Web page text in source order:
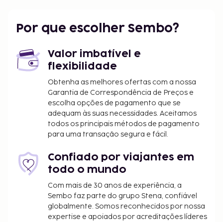
Multibanco/serviços bancários e elevador estão
complexo de apartamentos. Participe nas várias
atividades recreativas do local, incluindo uma sala
de fitness, ou aprecie soberbas vistas a partir do
As crianças não pagam quando dormem no
quarto dos pais ou tutor, utilizando a(s) cama(s)
existentes.
Disponibilização de opções de pagamento sem
numerário em todas as transações.
Por que escolher Sembo?
Valor imbatível e
flexibilidade
Obtenha as melhores ofertas com a nossa
Garantia de Correspondência de Preços e
escolha opções de pagamento que se
adequam às suas necessidades. Aceitamos
todos os principais métodos de pagamento
para uma transação segura e fácil.
Confiado por viajantes em
todo o mundo
Com mais de 30 anos de experiência, a
Sembo faz parte do grupo Stena, confiável
globalmente. Somos reconhecidos por nossa
expertise e apoiados por acreditações líderes